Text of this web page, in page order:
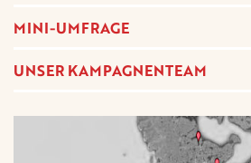
MINI-UMFRAGE
UNSER KAMPAGNENTEAM